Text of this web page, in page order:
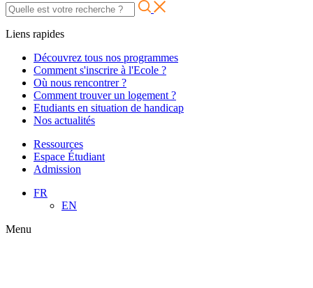
Liens rapides
Découvrez tous nos programmes
Comment s'inscrire à l'Ecole ?
Où nous rencontrer ?
Comment trouver un logement ?
Etudiants en situation de handicap
Nos actualités
Ressources
Espace Étudiant
Admission
FR
EN
Menu